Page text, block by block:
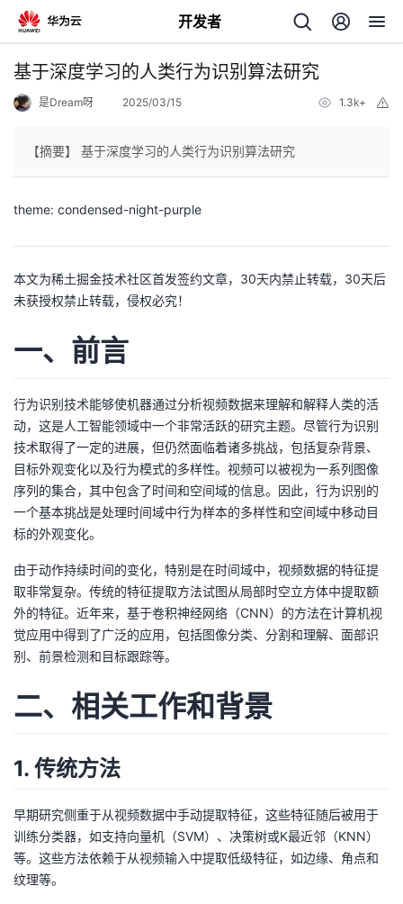
开发者
返
个
主
页
的
开
者
我
的
博
客
我
的
论
坛
我
的
圈
子
我
的
直
我
的
动
我
关
注
开
发
我
的
Programs
我
的
基于深度学习的人类行为识别算法研究
是Dream呀 2025/03/15 1.3k+
【摘要】 基于深度学习的人类行为识别算法研究
theme: condensed-night-purple
本文为稀土掘金技术社区首发签约文章，30天内禁止转载，30天后
未获授权禁止转载，侵权必究！
一、前言
行为识别技术能够使机器通过分析视频数据来理解和解释人类的活
动，这是人工智能领域中一个非常活跃的研究主题。尽管行为识别
技术取得了一定的进展，但仍然面临着诸多挑战，包括复杂背景、
目标外观变化以及行为模式的多样性。视频可以被视为一系列图像
序列的集合，其中包含了时间和空间域的信息。因此，行为识别的
一个基本挑战是处理时间域中行为样本的多样性和空间域中移动目
标的外观变化。
由于动作持续时间的变化，特别是在时间域中，视频数据的特征提
取非常复杂。传统的特征提取方法试图从局部时空立方体中提取额
外的特征。近年来，基于卷积神经网络（CNN）的方法在计算机视
觉应用中得到了广泛的应用，包括图像分类、分割和理解、面部识
别、前景检测和目标跟踪等。
二、相关工作和背景
1. 传统方法
早期研究侧重于从视频数据中手动提取特征，这些特征随后被用于
训练分类器，如支持向量机（SVM）、决策树或K最近邻（KNN）
等。这些方法依赖于从视频输入中提取低级特征，如边缘、角点和
纹理等。